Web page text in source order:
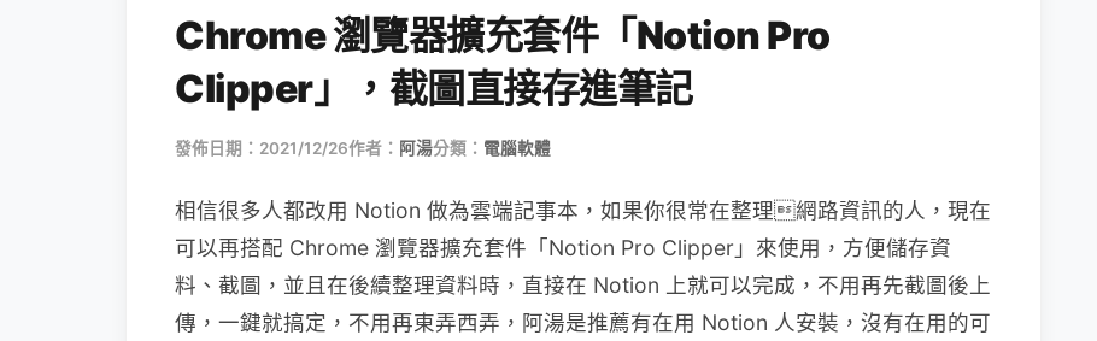
Chrome 瀏覽器擴充套件「Notion Pro
Clipper」，截圖直接存進筆記
發佈日期：2021/12/26作者： 阿湯分類： 電腦軟體
相信很多人都改用 Notion 做為雲端記事本，如果你很常在整理網路資訊的人，現在
可以再搭配 Chrome 瀏覽器擴充套件「Notion Pro Clipper」來使用，方便儲存資
料、截圖，並且在後續整理資料時，直接在 Notion 上就可以完成，不用再先截圖後上
傳，一鍵就搞定，不用再東弄西弄，阿湯是推薦有在用 Notion 人安裝，沒有在用的可